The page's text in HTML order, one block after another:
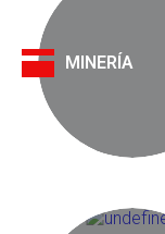
MINERÍA